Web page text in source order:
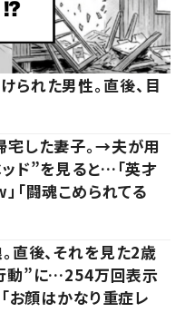
れた男性。直後、目
宅した妻子。→夫が用
ド”を見ると…「英才
「闘魂こめられてる
直後、それを見た2歳
動”に…254万回表示
「お顔はかなり重症レ